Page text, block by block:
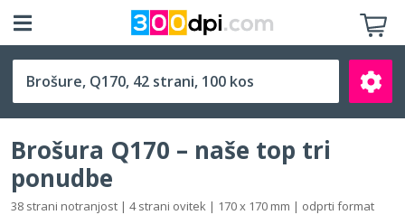
Q170 (170 x 170 mm)
Brošura Q170 – naše top tri
ponudbe
38 strani notranjost | 4 strani ovitek | 170 x 170 mm | odprti format